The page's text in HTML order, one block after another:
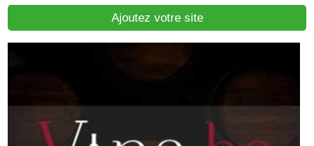
Ajoutez votre site